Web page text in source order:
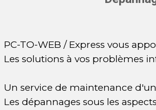
PC-TO-WEB / Express vous
Les solutions à vos problèmes
Un service de maintenance
Les dépannages sous les